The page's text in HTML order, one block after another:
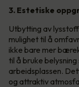
3. Estetiske
Utbytting av
mulighet til å
ikke bare mer
til å bruke
arbeidsplassen.
og attraktiv